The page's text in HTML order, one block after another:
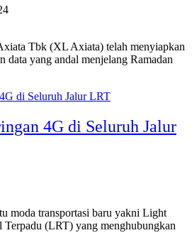
Tbk (XL Axiata) telah menyiapkan
data yang andal menjelang Ramadan
4G di Seluruh Jalur
moda transportasi baru yakni Light
Terpadu (LRT) yang menghubungkan